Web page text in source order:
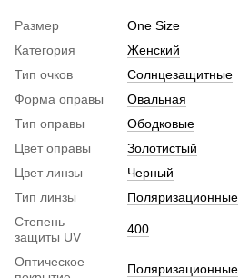
Размер
One Size
Категория
Женский
Тип очков
Солнцезащитные
Форма оправы
Овальная
Тип оправы
Ободковые
Цвет оправы
Золотистый
Цвет линзы
Черный
Тип линзы
Поляризационные
Степень
защиты UV
400
Оптическое
Поляризационные